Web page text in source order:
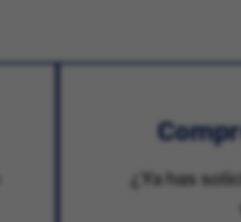
¿Ya has